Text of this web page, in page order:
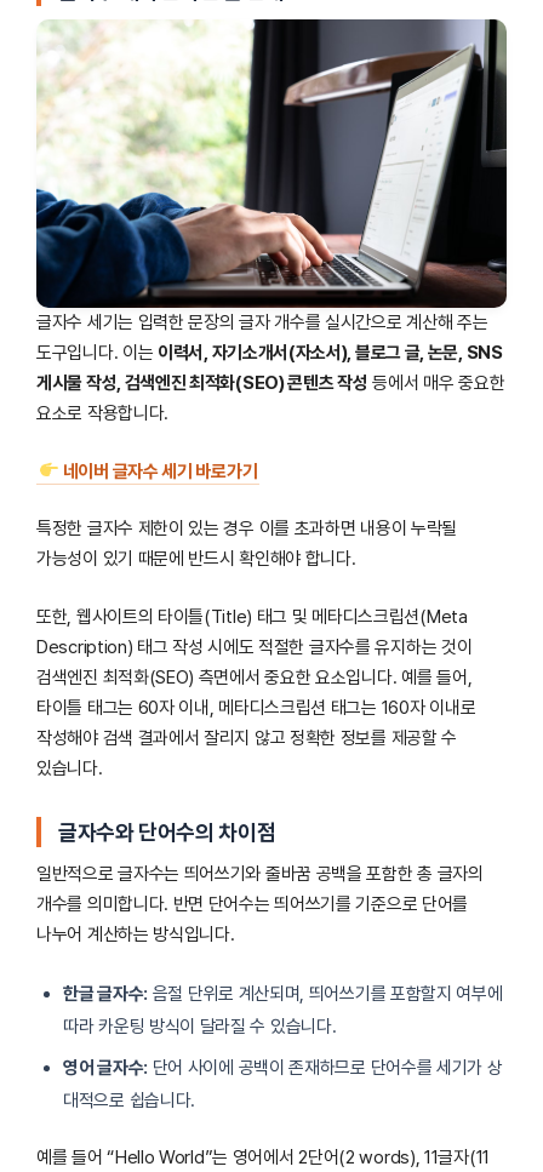
글자수 세기는 입력한 문장의 글자 개수를 실시간으로 계산해 주는
도구입니다. 이는 이력서, 자기소개서(자소서), 블로그 글, 논문, SNS
게시물 작성, 검색엔진 최적화(SEO) 콘텐츠 작성 등에서 매우 중요한
요소로 작용합니다.
네이버 글자수 세기 바로가기
특정한 글자수 제한이 있는 경우 이를 초과하면 내용이 누락될
가능성이 있기 때문에 반드시 확인해야 합니다.
또한, 웹사이트의 타이틀(Title) 태그 및 메타디스크립션(Meta
Description) 태그 작성 시에도 적절한 글자수를 유지하는 것이
검색엔진 최적화(SEO) 측면에서 중요한 요소입니다. 예를 들어,
타이틀 태그는 60자 이내, 메타디스크립션 태그는 160자 이내로
작성해야 검색 결과에서 잘리지 않고 정확한 정보를 제공할 수
있습니다.
글자수와 단어수의 차이점
일반적으로 글자수는 띄어쓰기와 줄바꿈 공백을 포함한 총 글자의
개수를 의미합니다. 반면 단어수는 띄어쓰기를 기준으로 단어를
나누어 계산하는 방식입니다.
한글 글자수: 음절 단위로 계산되며, 띄어쓰기를 포함할지 여부에
따라 카운팅 방식이 달라질 수 있습니다.
영어 글자수: 단어 사이에 공백이 존재하므로 단어수를 세기가 상
대적으로 쉽습니다.
예를 들어 “Hello World”는 영어에서 2단어(2 words), 11글자(11